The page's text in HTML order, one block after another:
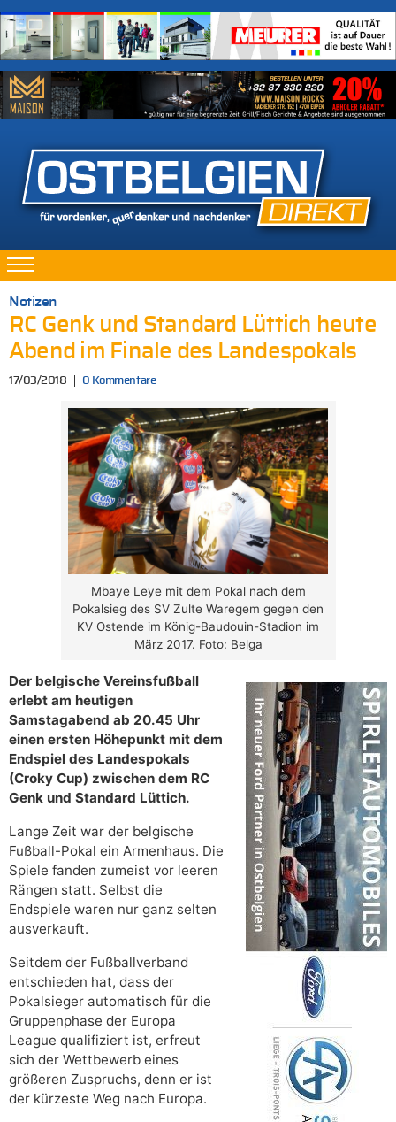
Notizen
RC Genk und Standard Lüttich heute
Abend im Finale des Landespokals
17/03/2018 0 Kommentare
Mbaye Leye mit dem Pokal nach dem
Pokalsieg des SV Zulte Waregem gegen den
KV Ostende im König-Baudouin-Stadion im
März 2017. Foto: Belga
Der belgische Vereinsfußball
erlebt am heutigen
Samstagabend ab 20.45 Uhr
einen ersten Höhepunkt mit dem
Endspiel des Landespokals
(Croky Cup) zwischen dem RC
Genk und Standard Lüttich.
Lange Zeit war der belgische
Fußball-Pokal ein Armenhaus. Die
Spiele fanden zumeist vor leeren
Rängen statt. Selbst die
Endspiele waren nur ganz selten
ausverkauft.
Seitdem der Fußballverband
entschieden hat, dass der
Pokalsieger automatisch für die
Gruppenphase der Europa
League qualifiziert ist, erfreut
sich der Wettbewerb eines
größeren Zuspruchs, denn er ist
der kürzeste Weg nach Europa.